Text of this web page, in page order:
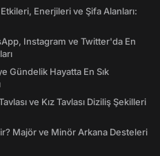
Enerjileri ve Şifa Alanları:
Instagram ve Twitter'da En
Gündelik Hayatta En Sık
ve Kız Tavlası Diziliş Şekilleri
Majör ve Minör Arkana Desteleri